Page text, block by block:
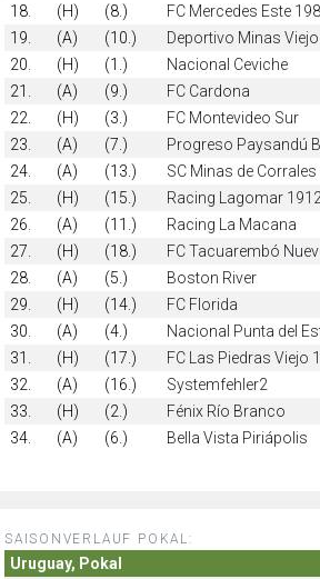
18.
(H) (8.) FC Mercedes Este
19.
(A) (10.) Deportivo Minas Viejo
20.
(H) (1.) Nacional Ceviche
21.
(A) (9.) FC Cardona
22.
(H) (3.) FC Montevideo Sur
23.
(A) (7.) Progreso Paysandú
24.
(A) (13.) SC Minas de Corrales
25.
(H) (15.) Racing Lagomar 1912
26.
(A) (11.) Racing La Macana
27.
(H) (18.) FC Tacuarembó
28.
(A) (5.) Boston River
29.
(H) (14.) FC Florida
30.
(A) (4.) Nacional Punta del
31.
(H) (17.) FC Las Piedras Viejo
32.
(A) (16.) Systemfehler2
33.
(H) (2.) Fénix Río Branco
34.
(A) (6.) Bella Vista Piriápolis
SAISONVERLAUF POKAL:
Uruguay, Pokal